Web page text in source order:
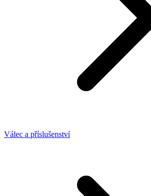
Válec a příslušenství